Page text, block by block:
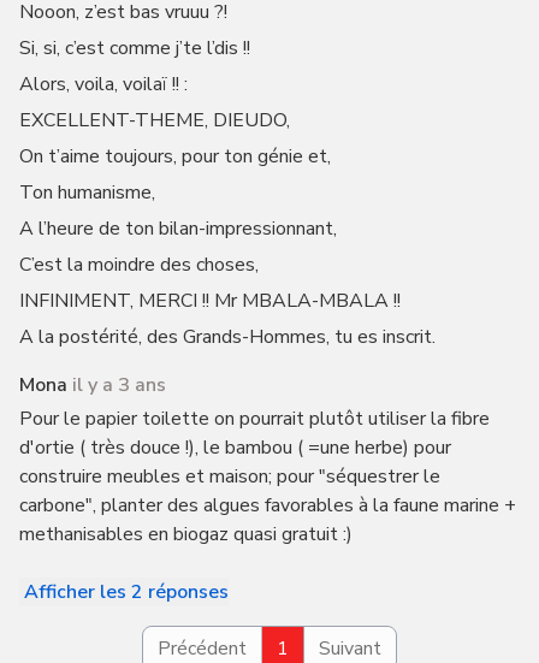
Nooon, z’est bas vruuu ?!
Si, si, c’est comme j’te l’dis !!
Alors, voila, voilaï !! :
EXCELLENT-THEME, DIEUDO,
On t’aime toujours, pour ton génie et,
Ton humanisme,
A l’heure de ton bilan-impressionnant,
C’est la moindre des choses,
INFINIMENT, MERCI !! Mr MBALA-MBALA !!
A la postérité, des Grands-Hommes, tu es inscrit.
Mona il y a 3 ans
Pour le papier toilette on pourrait plutôt utiliser la fibre
d'ortie ( très douce !), le bambou ( =une herbe) pour
construire meubles et maison; pour "séquestrer le
carbone", planter des algues favorables à la faune marine +
methanisables en biogaz quasi gratuit :)
Afficher les 2 réponses
Précédent 1 Suivant